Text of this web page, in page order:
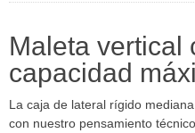
Maleta vertical
capacidad
La caja de lateral rígido
con nuestro pensamiento